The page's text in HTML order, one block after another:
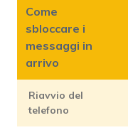
Come
sbloccare i
messaggi in
arrivo
Riavvio del
telefono